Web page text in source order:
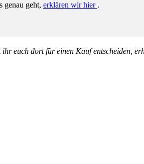
genau geht, erklären wir hier .
euch dort für einen Kauf entscheiden,